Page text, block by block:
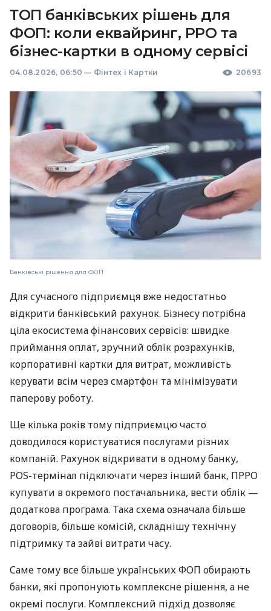
ТОП банківських рішень для
ФОП: коли еквайринг, РРО та
бізнес-картки в одному сервісі
04.08.2026, 06:50 — Фінтех і Картки 20693
Банківські рішення для ФОП
Для сучасного підприємця вже недостатньо
відкрити банківський рахунок. Бізнесу потрібна
ціла екосистема фінансових сервісів: швидке
приймання оплат, зручний облік розрахунків,
корпоративні картки для витрат, можливість
керувати всім через смартфон та мінімізувати
паперову роботу.
Ще кілька років тому підприємцю часто
доводилося користуватися послугами різних
компаній. Рахунок відкривати в одному банку,
POS-термінал підключати через інший банк, ПРРО
купувати в окремого постачальника, вести облік —
додаткова програма. Така схема означала більше
договорів, більше комісій, складнішу технічну
підтримку та зайві витрати часу.
Саме тому все більше українських ФОП обирають
банки, які пропонують комплексне рішення, а не
окремі послуги. Комплексний підхід дозволяє